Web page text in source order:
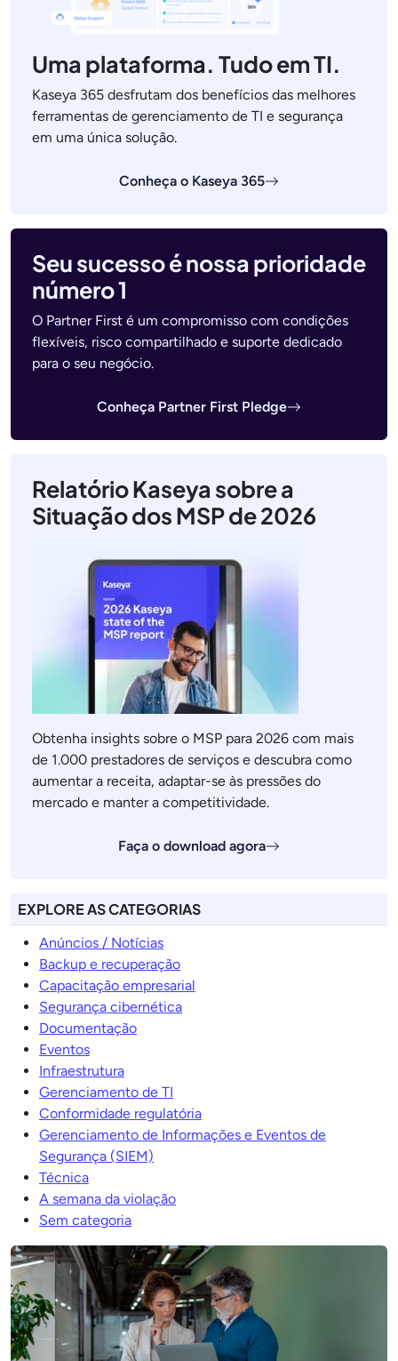
Uma plataforma. Tudo em TI.
Kaseya 365 desfrutam dos benefícios das melhores
ferramentas de gerenciamento de TI e segurança
em uma única solução.
Conheça o Kaseya 365
Seu sucesso é nossa prioridade
número 1
O Partner First é um compromisso com condições
flexíveis, risco compartilhado e suporte dedicado
para o seu negócio.
Conheça Partner First Pledge
Relatório Kaseya sobre a
Situação dos MSP de 2026
Obtenha insights sobre o MSP para 2026 com mais
de 1.000 prestadores de serviços e descubra como
aumentar a receita, adaptar-se às pressões do
mercado e manter a competitividade.
Faça o download agora
EXPLORE AS CATEGORIAS
Anúncios / Notícias
Backup e recuperação
Capacitação empresarial
Segurança cibernética
Documentação
Eventos
Infraestrutura
Gerenciamento de TI
Conformidade regulatória
Gerenciamento de Informações e Eventos de
Segurança (SIEM)
Técnica
A semana da violação
Sem categoria